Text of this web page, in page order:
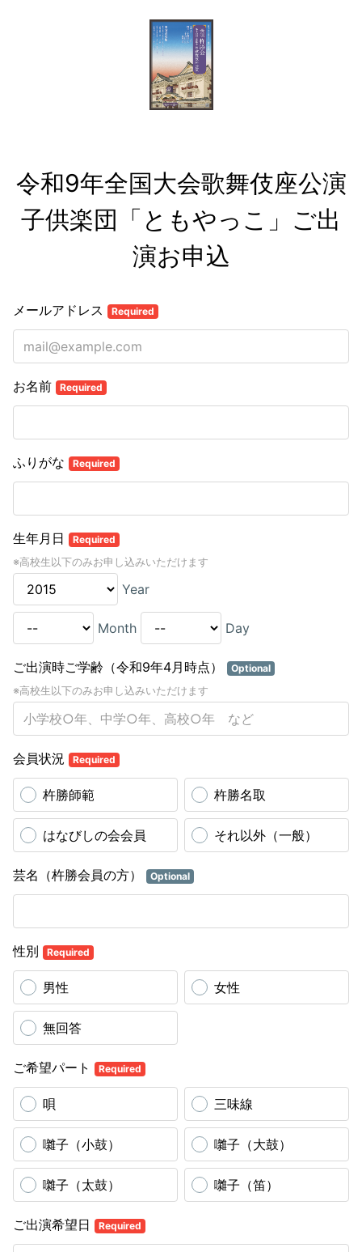
令和9年全国大会歌舞伎座公演
子供楽団「ともやっこ」ご出
演お申込
メールアドレス Required
お名前 Required
ふりがな Required
生年月日 Required
※高校生以下のみお申し込みいただけます
Year
Month Day
ご出演時ご学齢（令和9年4月時点） Optional
※高校生以下のみお申し込みいただけます
会員状況 Required
杵勝師範 杵勝名取
はなびしの会会員 それ以外（一般）
芸名（杵勝会員の方） Optional
性別 Required
男性 女性
無回答
ご希望パート Required
唄 三味線
囃子（小鼓） 囃子（大鼓）
囃子（太鼓） 囃子（笛）
ご出演希望日 Required